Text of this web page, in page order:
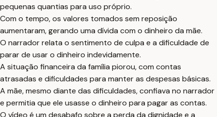
pequenas quantias para uso próprio.
Com o tempo, os valores tomados sem reposição
aumentaram, gerando uma dívida com o dinheiro da mãe.
O narrador relata o sentimento de culpa e a dificuldade de
parar de usar o dinheiro indevidamente.
A situação financeira da família piorou, com contas
atrasadas e dificuldades para manter as despesas básicas.
A mãe, mesmo diante das dificuldades, confiava no narrador
e permitia que ele usasse o dinheiro para pagar as contas.
O vídeo é um desabafo sobre a perda da dignidade e a